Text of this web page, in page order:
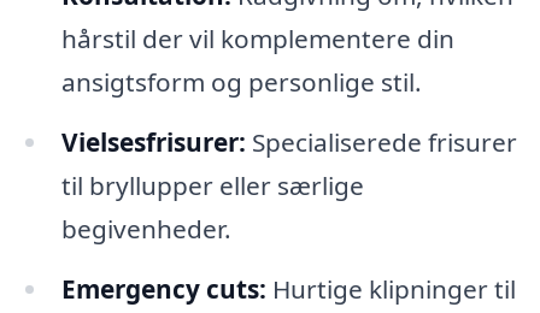
hårstil der vil komplementere din
ansigtsform og personlige stil.
Vielsesfrisurer: Specialiserede frisurer
til bryllupper eller særlige
begivenheder.
Emergency cuts: Hurtige klipninger til